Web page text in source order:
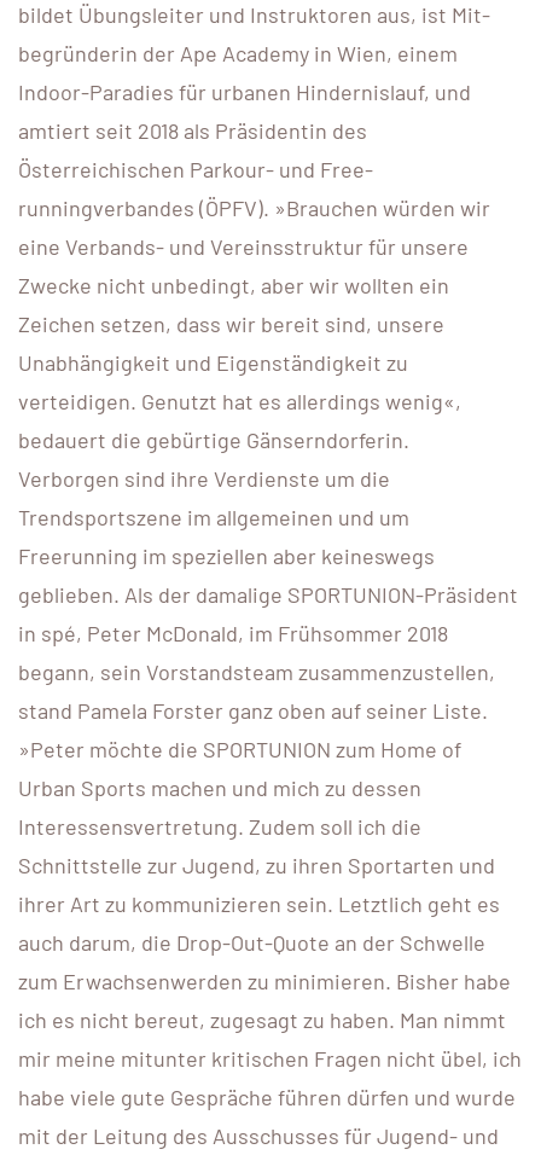
bildet Übungsleiter und Instruktoren aus, ist Mit­
begründerin der Ape Academy in Wien, einem
Indoor-Paradies für urbanen Hinder­nislauf, und
amtiert seit 2018 als Präsidentin des
Österreichischen Parkour- und Free­
runningverbandes (ÖPFV). »Brauchen würden wir
eine Verbands- und Vereinsstruktur für unsere
Zwecke nicht unbedingt, aber wir wollten ein
Zeichen setzen, dass wir bereit sind, unsere
Unabhängigkeit und Eigenständigkeit zu
verteidigen. Genutzt hat es allerdings wenig«,
bedauert die gebürtige Gänserndorferin.
Verborgen sind ihre Verdienste um die
Trendsportszene im allgemeinen und um
Freerunning im speziellen aber keineswegs
geblieben. Als der damalige SPORTUNION-Präsident
in spé, Peter McDonald, im Früh­sommer 2018
begann, sein Vorstandsteam zusammenzustellen,
stand Pamela Forster ganz oben auf seiner Liste.
»Peter möchte die SPORTUNION zum Home of
Urban Sports machen und mich zu dessen
Interessens­vertretung. Zudem soll ich die
Schnittstelle zur Jugend, zu ihren Sportarten und
ihrer Art zu kommunizieren sein. Letztlich geht es
auch darum, die Drop-Out-Quote an der Schwelle
zum Erwachsenwerden zu minimieren. Bisher habe
ich es nicht bereut, zugesagt zu haben. Man nimmt
mir meine mitunter kritischen Fragen nicht übel, ich
habe viele gute Gespräche führen dürfen und wurde
mit der Leitung des Ausschusses für Jugend- und